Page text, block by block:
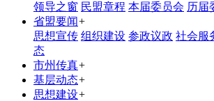
领导之窗 民盟章程 本届委员会 历届
省盟要闻+
思想宣传 组织建设 参政议政 社会服
态
市州传真+
基层动态+
思想建设+